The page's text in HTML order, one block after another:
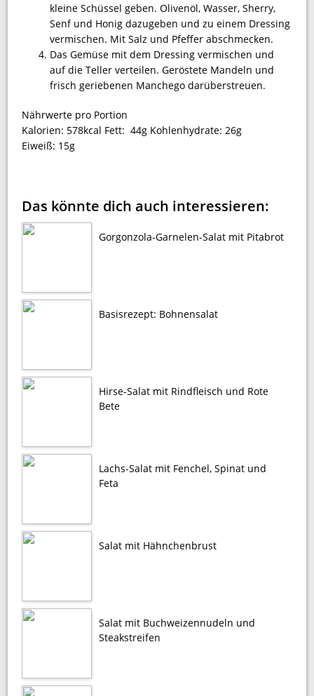
kleine Schüssel geben. Olivenöl, Wasser, Sherry,
Senf und Honig dazugeben und zu einem Dressing
vermischen. Mit Salz und Pfeffer abschmecken.
Das Gemüse mit dem Dressing vermischen und
auf die Teller verteilen. Geröstete Mandeln und
frisch geriebenen Manchego darüberstreuen.
Nährwerte pro Portion
Kalorien: 578kcal Fett: 44g Kohlenhydrate: 26g
Eiweiß: 15g
Das könnte dich auch interessieren:
Gorgonzola-Garnelen-Salat mit Pitabrot
Basisrezept: Bohnensalat
Hirse-Salat mit Rindfleisch und Rote
Bete
Lachs-Salat mit Fenchel, Spinat und
Feta
Salat mit Hähnchenbrust
Salat mit Buchweizennudeln und
Steakstreifen